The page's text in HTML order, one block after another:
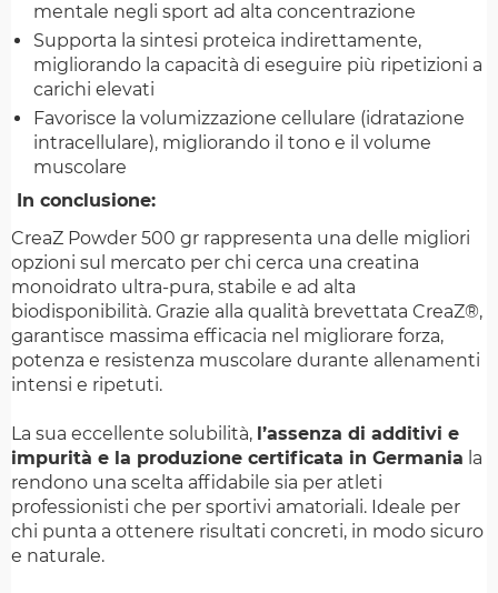
mentale negli sport ad alta concentrazione
Supporta la sintesi proteica indirettamente,
migliorando la capacità di eseguire più ripetizioni a
carichi elevati
Favorisce la volumizzazione cellulare (idratazione
intracellulare), migliorando il tono e il volume
muscolare
In conclusione:
CreaZ Powder 500 gr rappresenta una delle migliori
opzioni sul mercato per chi cerca una creatina
monoidrato ultra-pura, stabile e ad alta
biodisponibilità. Grazie alla qualità brevettata CreaZ®,
garantisce massima efficacia nel migliorare forza,
potenza e resistenza muscolare durante allenamenti
intensi e ripetuti.
La sua eccellente solubilità, l’assenza di additivi e
impurità e la produzione certificata in Germania la
rendono una scelta affidabile sia per atleti
professionisti che per sportivi amatoriali. Ideale per
chi punta a ottenere risultati concreti, in modo sicuro
e naturale.